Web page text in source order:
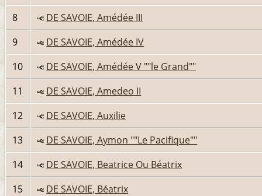
8
DE SAVOIE, Amédée III
9
DE SAVOIE, Amédée IV
10
DE SAVOIE, Amédée V ""le Grand""
11
DE SAVOIE, Amedeo II
12
DE SAVOIE, Auxilie
13
DE SAVOIE, Aymon ""Le Pacifique""
14
DE SAVOIE, Beatrice Ou Béatrix
15
DE SAVOIE, Béatrix